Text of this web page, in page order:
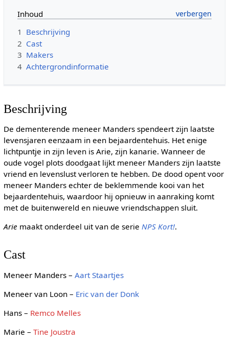
Inhoud
1 Beschrijving
2 Cast
3 Makers
4 Achtergrondinformatie
Beschrijving
De dementerende meneer Manders spendeert zijn laatste
levensjaren eenzaam in een bejaardentehuis. Het enige
lichtpuntje in zijn leven is Arie, zijn kanarie. Wanneer de
oude vogel plots doodgaat lijkt meneer Manders zijn laatste
vriend en levenslust verloren te hebben. De dood opent voor
meneer Manders echter de beklemmende kooi van het
bejaardentehuis, waardoor hij opnieuw in aanraking komt
met de buitenwereld en nieuwe vriendschappen sluit.
Arie maakt onderdeel uit van de serie NPS Kort!.
Cast
Meneer Manders – Aart Staartjes
Meneer van Loon – Eric van der Donk
Hans – Remco Melles
Marie – Tine Joustra